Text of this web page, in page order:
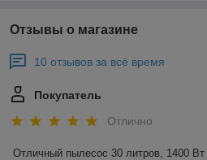
Отзывы о магазине
10 отзывов за всё время
Покупатель
Отлично
Отличный пылесос 30 литров, 1400